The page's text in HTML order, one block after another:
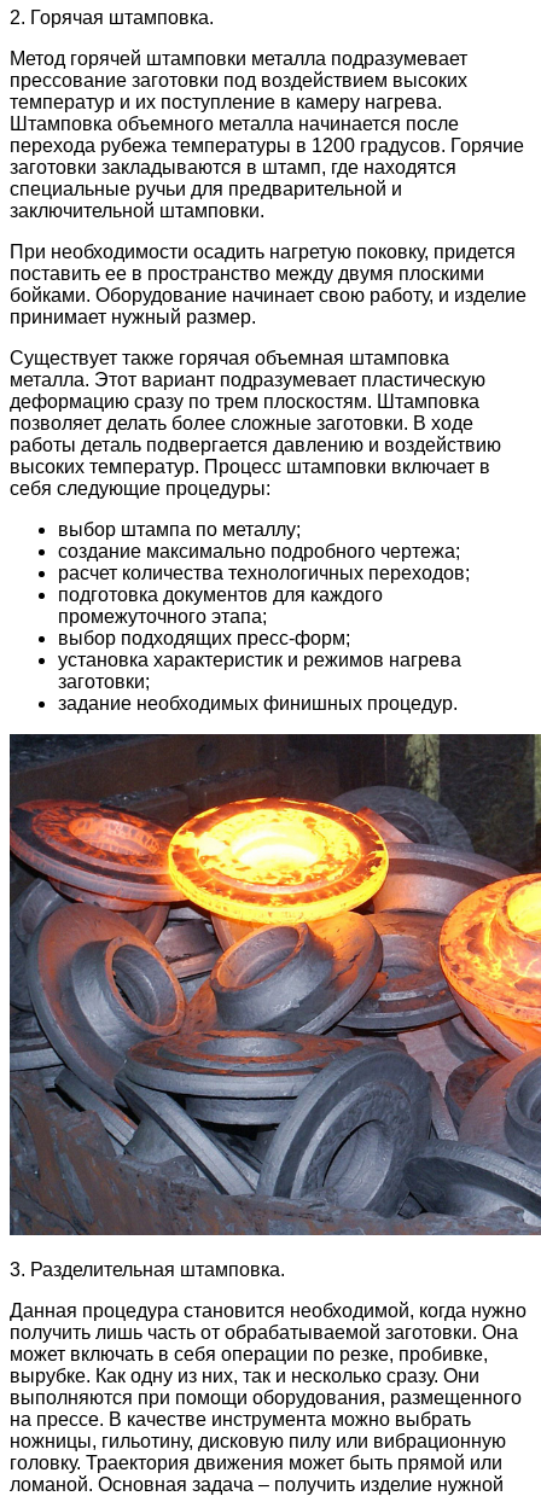
2. Горячая штамповка.
Метод горячей штамповки металла подразумевает
прессование заготовки под воздействием высоких
температур и их поступление в камеру нагрева.
Штамповка объемного металла начинается после
перехода рубежа температуры в 1200 градусов. Горячие
заготовки закладываются в штамп, где находятся
специальные ручьи для предварительной и
заключительной штамповки.
При необходимости осадить нагретую поковку, придется
поставить ее в пространство между двумя плоскими
бойками. Оборудование начинает свою работу, и изделие
принимает нужный размер.
Существует также горячая объемная штамповка
металла. Этот вариант подразумевает пластическую
деформацию сразу по трем плоскостям. Штамповка
позволяет делать более сложные заготовки. В ходе
работы деталь подвергается давлению и воздействию
высоких температур. Процесс штамповки включает в
себя следующие процедуры:
выбор штампа по металлу;
создание максимально подробного чертежа;
расчет количества технологичных переходов;
подготовка документов для каждого
промежуточного этапа;
выбор подходящих пресс-форм;
установка характеристик и режимов нагрева
заготовки;
задание необходимых финишных процедур.
3. Разделительная штамповка.
Данная процедура становится необходимой, когда нужно
получить лишь часть от обрабатываемой заготовки. Она
может включать в себя операции по резке, пробивке,
вырубке. Как одну из них, так и несколько сразу. Они
выполняются при помощи оборудования, размещенного
на прессе. В качестве инструмента можно выбрать
ножницы, гильотину, дисковую пилу или вибрационную
головку. Траектория движения может быть прямой или
ломаной. Основная задача – получить изделие нужной